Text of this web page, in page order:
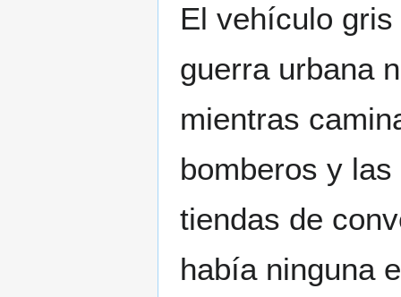
El vehículo
guerra urbana
mientras
bomberos y
tiendas de
había ninguna